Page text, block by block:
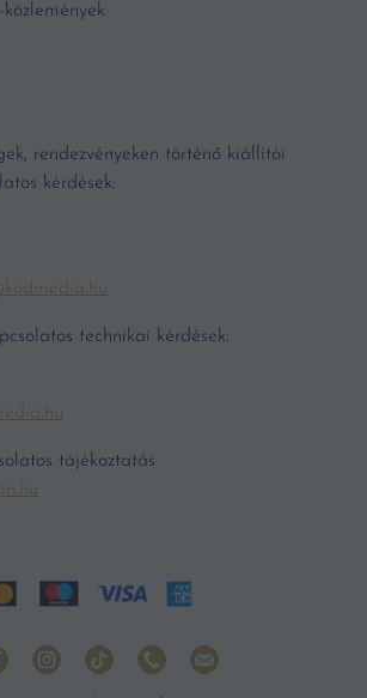
rendezvényeken történő kiállítói
kérdések:
technikai kérdések:
tájékoztatás